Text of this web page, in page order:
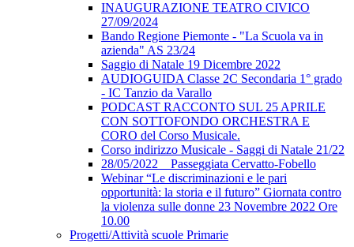
INAUGURAZIONE TEATRO CIVICO
27/09/2024
Bando Regione Piemonte - "La Scuola va in
azienda" AS 23/24
Saggio di Natale 19 Dicembre 2022
AUDIOGUIDA Classe 2C Secondaria 1° grado
- IC Tanzio da Varallo
PODCAST RACCONTO SUL 25 APRILE
CON SOTTOFONDO ORCHESTRA E
CORO del Corso Musicale.
Corso indirizzo Musicale - Saggi di Natale 21/22
28/05/2022 _ Passeggiata Cervatto-Fobello
Webinar “Le discriminazioni e le pari
opportunità: la storia e il futuro” Giornata contro
la violenza sulle donne 23 Novembre 2022 Ore
10.00
Progetti/Attività scuole Primarie